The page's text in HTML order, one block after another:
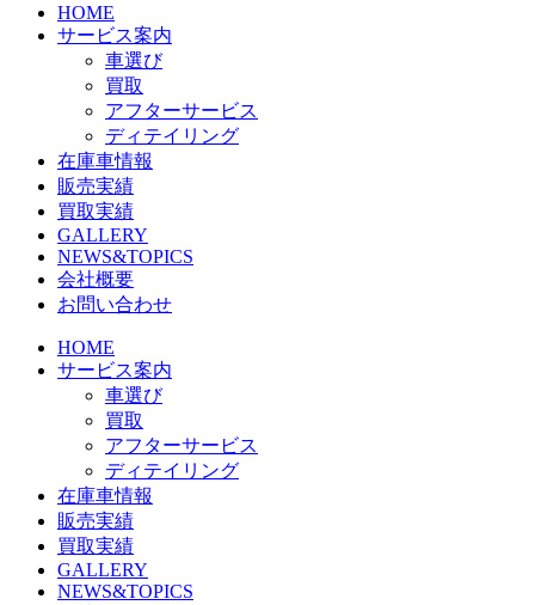
HOME
サービス案内
車選び
買取
アフターサービス
ディテイリング
在庫車情報
販売実績
買取実績
GALLERY
NEWS&TOPICS
会社概要
お問い合わせ
HOME
サービス案内
車選び
買取
アフターサービス
ディテイリング
在庫車情報
販売実績
買取実績
GALLERY
NEWS&TOPICS